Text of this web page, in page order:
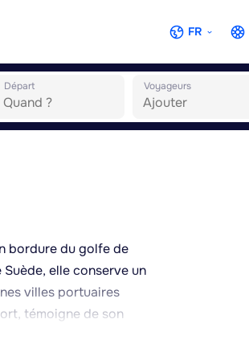
FR
Départ Voyageurs
bordure du golfe de
elle conserve un
villes portuaires
témoigne de son